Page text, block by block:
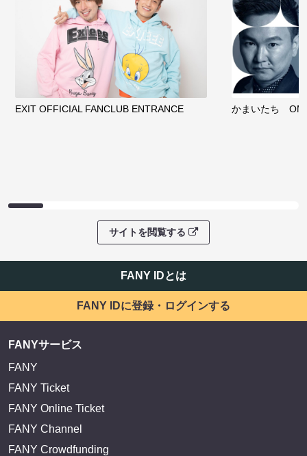
EXIT OFFICIAL FANCLUB ENTRANCE かまいたち
サイトを閲覧する
FANY IDとは
FANY IDに登録・ログインする
FANYサービス
FANY
FANY Ticket
FANY Online Ticket
FANY Channel
FANY Crowdfunding